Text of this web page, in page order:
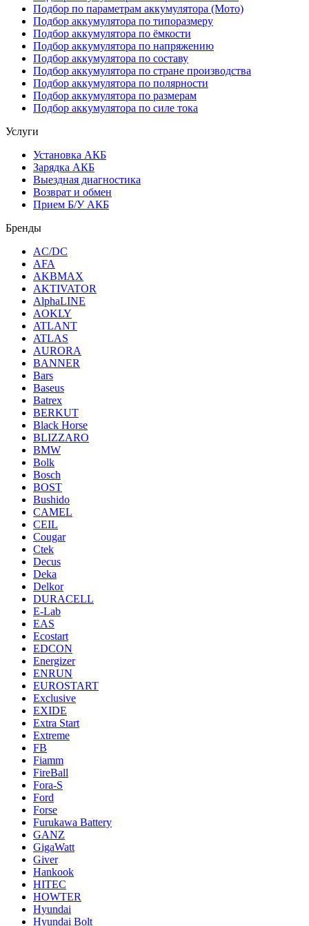
Подбор по параметрам аккумулятора (Мото)
Подбор аккумулятора по типоразмеру
Подбор аккумулятора по ёмкости
Подбор аккумулятора по напряжению
Подбор аккумулятора по составу
Подбор аккумулятора по стране производства
Подбор аккумулятора по полярности
Подбор аккумулятора по размерам
Подбор аккумулятора по силе тока
Услуги
Установка АКБ
Зарядка АКБ
Выездная диагностика
Возврат и обмен
Прием Б/У АКБ
Бренды
AC/DC
AFA
AKBMAX
AKTIVATOR
AlphaLINE
AOKLY
ATLANT
ATLAS
AURORA
BANNER
Bars
Baseus
Batrex
BERKUT
Black Horse
BLIZZARO
BMW
Bolk
Bosch
BOST
Bushido
CAMEL
CEIL
Cougar
Ctek
Decus
Deka
Delkor
DURACELL
E-Lab
EAS
Ecostart
EDCON
Energizer
ENRUN
EUROSTART
Exclusive
EXIDE
Extra Start
Extreme
FB
Fiamm
FireBall
Fora-S
Ford
Forse
Furukawa Battery
GANZ
GigaWatt
Giver
Hankook
HITEC
HOWTER
Hyundai
Hyundai Bolt